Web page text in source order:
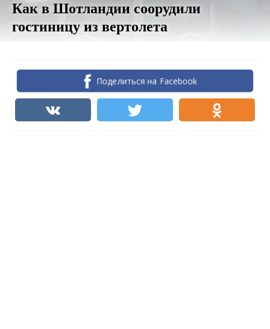
Как в Шотландии соорудили
гостиницу из вертолета
Поделиться на Facebook